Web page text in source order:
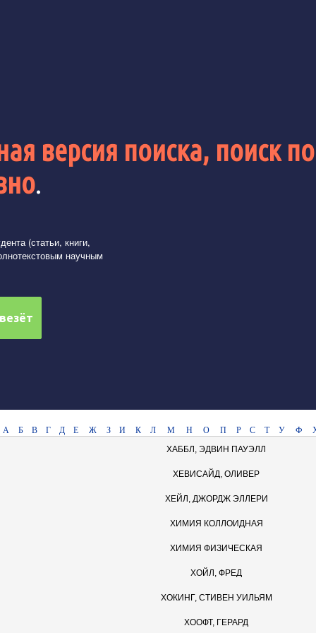
версия поиска, поиск
.
(статьи, книги,
научным
А Б В Г Д Е Ж З И К Л М Н О П Р С Т У Ф
ХАББЛ, ЭДВИН ПАУЭЛЛ
ХЕВИСАЙД, ОЛИВЕР
ХЕЙЛ, ДЖОРДЖ ЭЛЛЕРИ
ХИМИЯ КОЛЛОИДНАЯ
ХИМИЯ ФИЗИЧЕСКАЯ
ХОЙЛ, ФРЕД
ХОКИНГ, СТИВЕН УИЛЬЯМ
ХООФТ, ГЕРАРД